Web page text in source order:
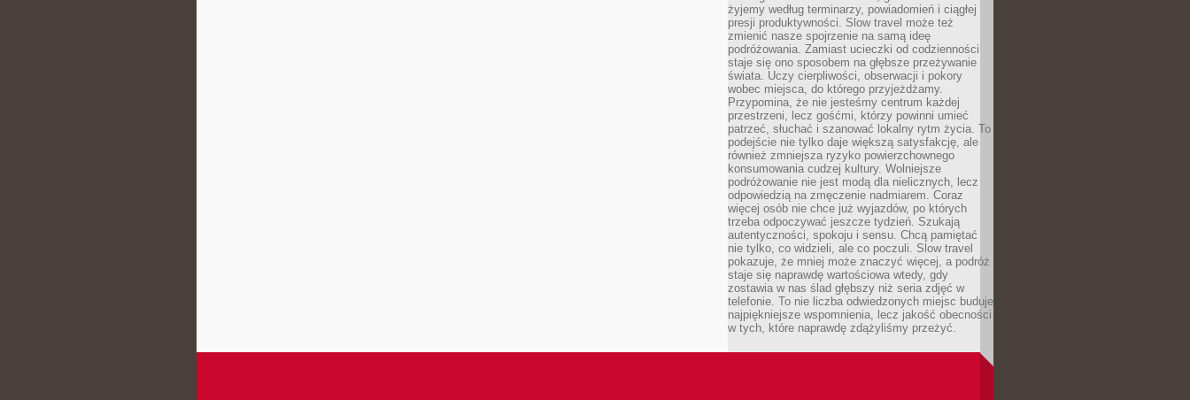
żyjemy według terminarzy, powiadomień i ciągłej
presji produktywności. Slow travel może też
zmienić nasze spojrzenie na samą ideę
podróżowania. Zamiast ucieczki od codzienności
staje się ono sposobem na głębsze przeżywanie
świata. Uczy cierpliwości, obserwacji i pokory
wobec miejsca, do którego przyjeżdżamy.
Przypomina, że nie jesteśmy centrum każdej
przestrzeni, lecz gośćmi, którzy powinni umieć
patrzeć, słuchać i szanować lokalny rytm życia. To
podejście nie tylko daje większą satysfakcję, ale
również zmniejsza ryzyko powierzchownego
konsumowania cudzej kultury. Wolniejsze
podróżowanie nie jest modą dla nielicznych, lecz
odpowiedzią na zmęczenie nadmiarem. Coraz
więcej osób nie chce już wyjazdów, po których
trzeba odpoczywać jeszcze tydzień. Szukają
autentyczności, spokoju i sensu. Chcą pamiętać
nie tylko, co widzieli, ale co poczuli. Slow travel
pokazuje, że mniej może znaczyć więcej, a podróż
staje się naprawdę wartościowa wtedy, gdy
zostawia w nas ślad głębszy niż seria zdjęć w
telefonie. To nie liczba odwiedzonych miejsc buduje
najpiękniejsze wspomnienia, lecz jakość obecności
w tych, które naprawdę zdążyliśmy przeżyć.